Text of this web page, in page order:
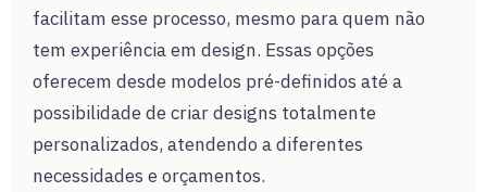
facilitam esse processo, mesmo para quem não
tem experiência em design. Essas opções
oferecem desde modelos pré-definidos até a
possibilidade de criar designs totalmente
personalizados, atendendo a diferentes
necessidades e orçamentos.